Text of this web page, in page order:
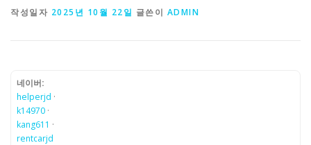
작성일자 2025년 10월 22일 글쓴이 ADMIN
네이버:
helperjd ·
k14970 ·
kang611 ·
rentcarjd